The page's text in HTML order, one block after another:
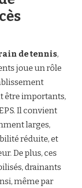
de tennis,
joue un rôle
être importants,
Il convient
larges,
réduite, et
De plus, ces
drainants
même par